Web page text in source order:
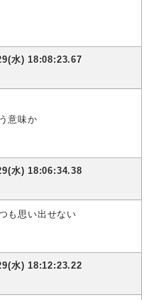
水) 18:08:23.67
意味か
水) 18:06:34.38
も思い出せない
水) 18:12:23.22